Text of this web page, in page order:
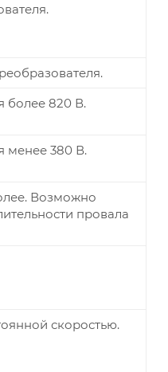
более 820 В.
менее 380 В.
Возможно
провала
скоростью.